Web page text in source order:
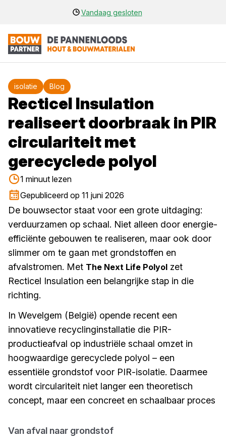
Vandaag gesloten
isolatie Blog
Recticel Insulation
realiseert doorbraak in PIR
circulariteit met
gerecyclede polyol
1 minuut lezen
Gepubliceerd op 11 juni 2026
De bouwsector staat voor een grote uitdaging:
verduurzamen op schaal. Niet alleen door energie-
efficiënte gebouwen te realiseren, maar ook door
slimmer om te gaan met grondstoffen en
afvalstromen. Met The Next Life Polyol zet
Recticel Insulation een belangrijke stap in die
richting.
In Wevelgem (België) opende recent een
innovatieve recyclinginstallatie die PIR-
productieafval op industriële schaal omzet in
hoogwaardige gerecyclede polyol – een
essentiële grondstof voor PIR-isolatie. Daarmee
wordt circulariteit niet langer een theoretisch
concept, maar een concreet en schaalbaar proces
Van afval naar grondstof